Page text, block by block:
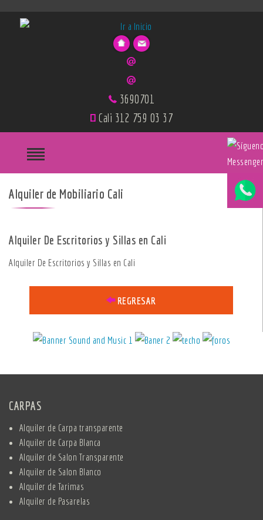
3690701
Cali 312 759 03 37
Alquiler de Mobiliario Cali
Alquiler De Escritorios y Sillas en Cali
Alquiler De Escritorios y Sillas en Cali
REGRESAR
CARPAS
Alquiler de Carpa transparente
Alquiler de Carpa Blanca
Alquiler de Salon Transparente
Alquiler de Salon Blanco
Alquiler de Tarimas
Alquiler de Pasarelas